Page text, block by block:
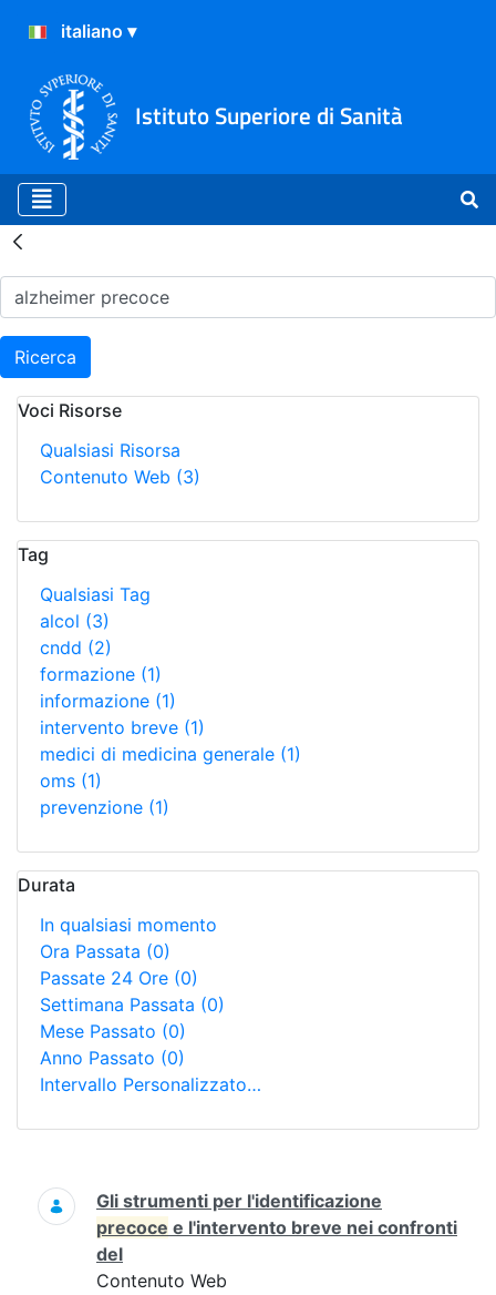
Istituto Superiore di Sanità
Risultati della Ricerca -
Ricerca
Voci Risorse
Qualsiasi Risorsa
Contenuto Web (3)
Tag
Qualsiasi Tag
alcol (3)
cndd (2)
formazione (1)
informazione (1)
intervento breve (1)
medici di medicina generale (1)
oms (1)
prevenzione (1)
Durata
In qualsiasi momento
Ora Passata (0)
Passate 24 Ore (0)
Settimana Passata (0)
Mese Passato (0)
Anno Passato (0)
Intervallo Personalizzato…
Ricerca
Gli strumenti per l'identificazione
precoce e l'intervento breve nei confronti
del
Contenuto Web